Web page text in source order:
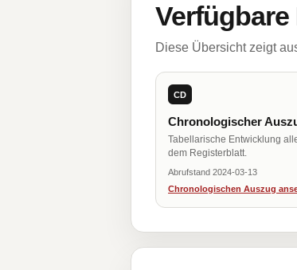
Diese Übersicht zeigt
CD
Chronologischer
Tabellarische Entwicklung
dem Registerblatt.
Abrufstand 2024-03-13
Chronologischen Auszug